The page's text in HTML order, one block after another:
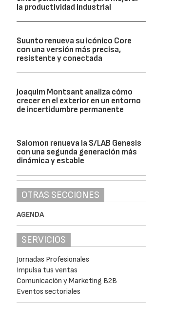
la productividad industrial
Suunto renueva su icónico Core
con una versión más precisa,
resistente y conectada
Joaquim Montsant analiza cómo
crecer en el exterior en un entorno
de incertidumbre permanente
Salomon renueva la S/LAB Genesis
con una segunda generación más
dinámica y estable
OTRAS SECCIONES
AGENDA
SERVICIOS
Jornadas Profesionales
Impulsa tus ventas
Comunicación y Marketing B2B
Eventos sectoriales